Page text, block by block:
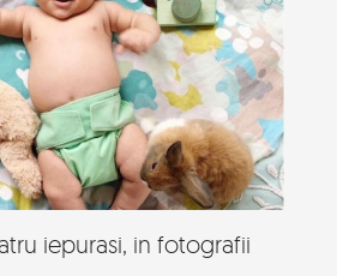
iepurasi, in fotografii